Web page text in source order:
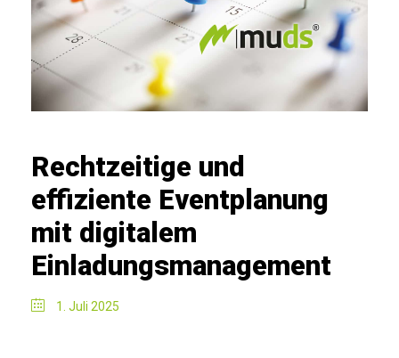
Rechtzeitige und
effiziente Eventplanung
mit digitalem
Einladungsmanagement
1. Juli 2025